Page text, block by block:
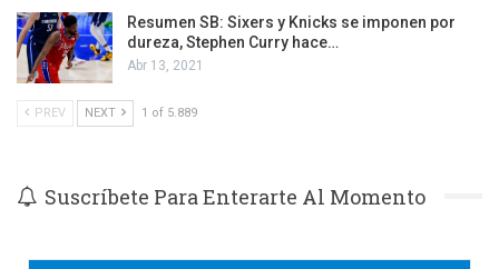
Resumen SB: Sixers y Knicks se imponen por
dureza, Stephen Curry hace…
Abr 13, 2021
PREV NEXT 1 of 5.889
Suscríbete Para Enterarte Al Momento